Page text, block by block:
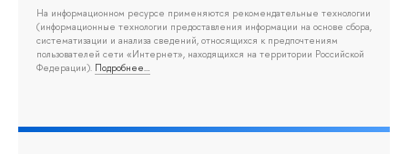
На информационном ресурсе применяются рекомендательные технологии
(информационные технологии предоставления информации на основе сбора,
систематизации и анализа сведений, относящихся к предпочтениям
пользователей сети «Интернет», находящихся на территории Российской
Федерации). Подробнее…